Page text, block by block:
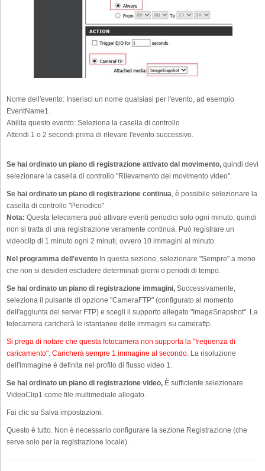
Nome dell'evento: Inserisci un nome qualsiasi per l'evento, ad esempio
EventName1.
Abilita questo evento: Seleziona la casella di controllo
Attendi 1 o 2 secondi prima di rilevare l'evento successivo.
Se hai ordinato un piano di registrazione attivato dal movimento, quindi devi
selezionare la casella di controllo "Rilevamento del movimento video".
Se hai ordinato un piano di registrazione continua, è possibile selezionare la
casella di controllo "Periodico"
Nota: Questa telecamera può attivare eventi periodici solo ogni minuto, quindi
non si tratta di una registrazione veramente continua. Può registrare un
videoclip di 1 minuto ogni 2 minuti, ovvero 10 immagini al minuto.
Nel programma dell'evento In questa sezione, selezionare "Sempre" a meno
che non si desideri escludere determinati giorni o periodi di tempo.
Se hai ordinato un piano di registrazione immagini, Successivamente,
seleziona il pulsante di opzione "CameraFTP" (configurato al momento
dell'aggiunta del server FTP) e scegli il supporto allegato "ImageSnapshot". La
telecamera caricherà le istantanee delle immagini su cameraftp.
Si prega di notare che questa fotocamera non supporta la "frequenza di
caricamento". Caricherà sempre 1 immagine al secondo. La risoluzione
dell'immagine è definita nel profilo di flusso video 1.
Se hai ordinato un piano di registrazione video, È sufficiente selezionare
VideoClip1 come file multimediale allegato.
Fai clic su Salva impostazioni.
Questo è tutto. Non è necessario configurare la sezione Registrazione (che
serve solo per la registrazione locale).